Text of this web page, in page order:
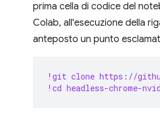
prima cella di codice del
Colab, all'esecuzione della
anteposto un punto
!git clone https://
!cd headless-chrome-